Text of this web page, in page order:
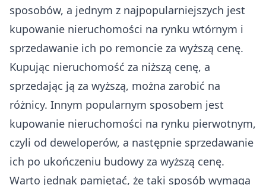
sposobów, a jednym z najpopularniejszych jest
kupowanie nieruchomości na rynku wtórnym i
sprzedawanie ich po remoncie za wyższą cenę.
Kupując nieruchomość za niższą cenę, a
sprzedając ją za wyższą, można zarobić na
różnicy. Innym popularnym sposobem jest
kupowanie nieruchomości na rynku pierwotnym,
czyli od deweloperów, a następnie sprzedawanie
ich po ukończeniu budowy za wyższą cenę.
Warto jednak pamiętać, że taki sposób wymaga